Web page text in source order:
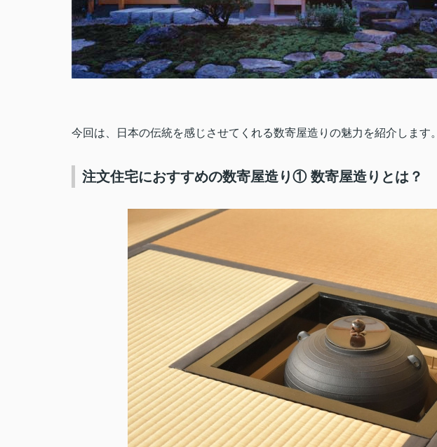
今回は、日本の伝統を感じさせてくれる数寄屋造りの魅力を紹介します。
注文住宅におすすめの数寄屋造り① 数寄屋造りとは？